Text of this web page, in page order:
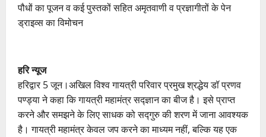
पौधों का पूजन व कई पुस्तकों सहित अमृतवाणी व प्रज्ञागीतों के पेन
ड्राइव्स का विमोचन
हरि न्यूज
हरिद्वार 5 जून।अखिल विश्व गायत्री परिवार प्रमुख श्रद्धेय डॉ प्रणव
पण्ड्या ने कहा कि गायत्री महामंत्र सद्ज्ञान का बीज है। इसे प्राप्त
करने और समझने के लिए साधक को सद्गुरु की शरण में जाना आवश्यक
है। गायत्री महामंत्र केवल जप करने का माध्यम नहीं, बल्कि यह एक